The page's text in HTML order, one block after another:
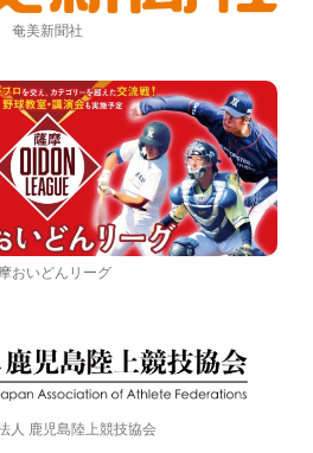
奄美新聞社
おいどんリーグ
人 鹿児島陸上競技協会